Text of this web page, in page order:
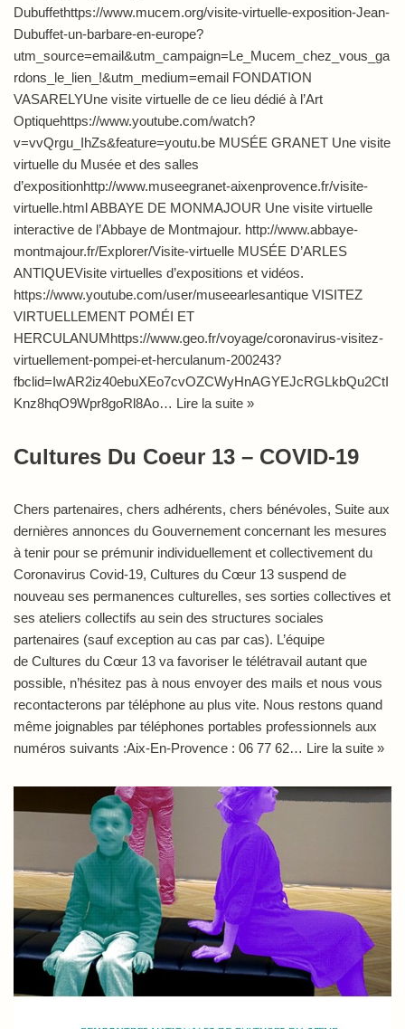
Dubuffethttps://www.mucem.org/visite-virtuelle-exposition-Jean-
Dubuffet-un-barbare-en-europe?
utm_source=email&utm_campaign=Le_Mucem_chez_vous_ga
rdons_le_lien_!&utm_medium=email FONDATION
VASARELYUne visite virtuelle de ce lieu dédié à l’Art
Optiquehttps://www.youtube.com/watch?
v=vvQrgu_IhZs&feature=youtu.be MUSÉE GRANET Une visite
virtuelle du Musée et des salles
d’expositionhttp://www.museegranet-aixenprovence.fr/visite-
virtuelle.html ABBAYE DE MONMAJOUR Une visite virtuelle
interactive de l’Abbaye de Montmajour. http://www.abbaye-
montmajour.fr/Explorer/Visite-virtuelle MUSÉE D’ARLES
ANTIQUEVisite virtuelles d’expositions et vidéos.
https://www.youtube.com/user/museearlesantique VISITEZ
VIRTUELLEMENT POMÉI ET
HERCULANUMhttps://www.geo.fr/voyage/coronavirus-visitez-
virtuellement-pompei-et-herculanum-200243?
fbclid=IwAR2iz40ebuXEo7cvOZCWyHnAGYEJcRGLkbQu2CtI
Knz8hqO9Wpr8goRl8Ao… Lire la suite »
Cultures Du Coeur 13 – COVID-19
Chers partenaires, chers adhérents, chers bénévoles, Suite aux
dernières annonces du Gouvernement concernant les mesures
à tenir pour se prémunir individuellement et collectivement du
Coronavirus Covid-19, Cultures du Cœur 13 suspend de
nouveau ses permanences culturelles, ses sorties collectives et
ses ateliers collectifs au sein des structures sociales
partenaires (sauf exception au cas par cas). L’équipe
de Cultures du Cœur 13 va favoriser le télétravail autant que
possible, n’hésitez pas à nous envoyer des mails et nous vous
recontacterons par téléphone au plus vite. Nous restons quand
même joignables par téléphones portables professionnels aux
numéros suivants :Aix-En-Provence : 06 77 62… Lire la suite »